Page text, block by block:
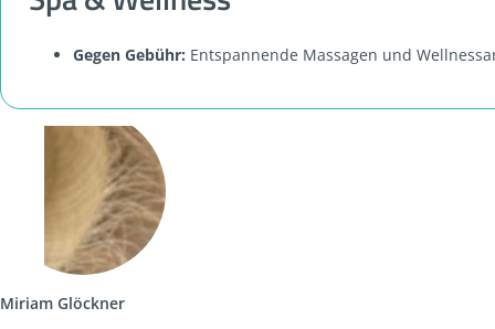
Gegen Gebühr: Entspannende Massagen und
Miriam Glöckner